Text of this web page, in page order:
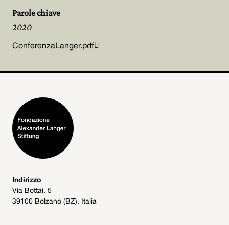
Parole chiave
2020
ConferenzaLanger.pdf
Indirizzo
Via Bottai, 5
39100 Bolzano (BZ), Italia